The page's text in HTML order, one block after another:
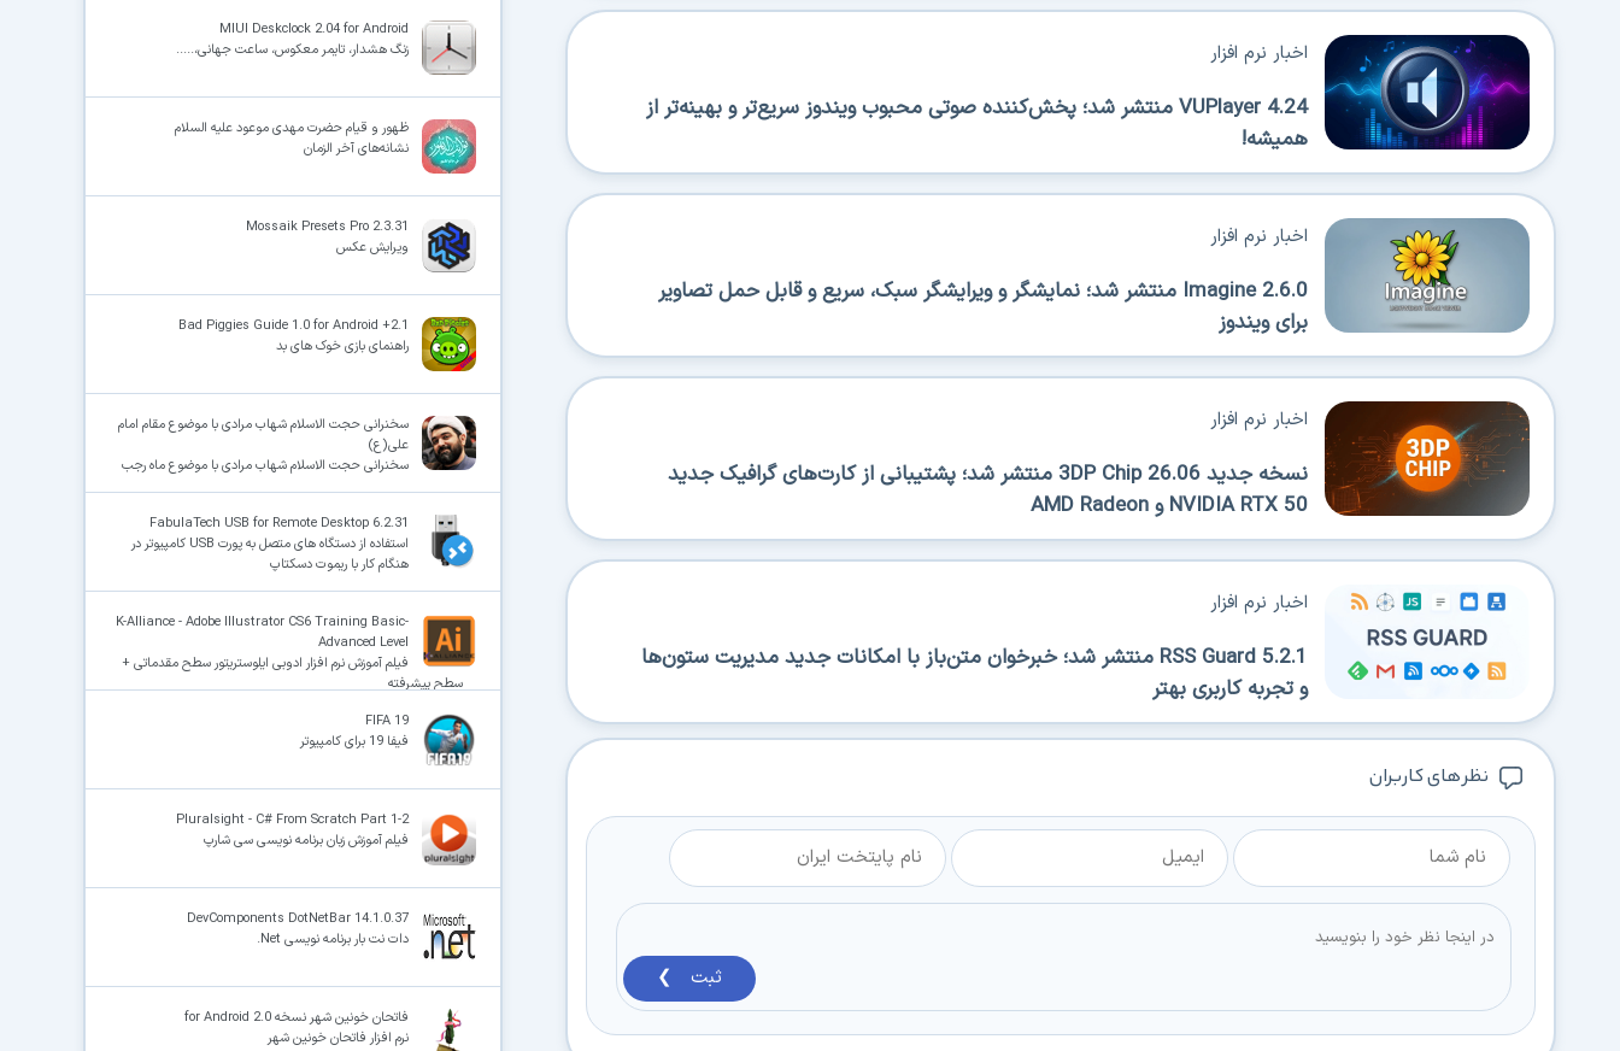
VUPlayer 4.24 منتشر شد؛ پخش‌کننده صوتی محبوب ویندوز سریع‌تر و بهینه‌تر از
همیشه!
اخبار نرم افزار
Imagine 2.6.0 منتشر شد؛ نمایشگر و ویرایشگر سبک، سریع و قابل حمل تصاویر
برای ویندوز
اخبار نرم افزار
نسخه جدید 3DP Chip 26.06 منتشر شد؛ پشتیبانی از کارت‌های گرافیک جدید
NVIDIA RTX 50 و AMD Radeon
اخبار نرم افزار
RSS Guard 5.2.1 منتشر شد؛ خبرخوان متن‌باز با امکانات جدید مدیریت ستون‌ها
و تجربه کاربری بهتر
اخبار نرم افزار
نظر های کاربران
ثبت ❯
MIUI Deskclock 2.04 for Android
زنگ هشدار، تایمر معکوس، ساعت جهانی،.....
ظهور و قیام حضرت مهدی موعود علیه السلام
نشانه‏‌های آخر الزمان
Mossaik Presets Pro 2.3.31
ویرایش عکس
Bad Piggies Guide 1.0 for Android +2.1
راهنمای بازی خوک های بد
سخنرانی حجت الاسلام شهاب مرادی با موضوع مقام امام
علی(ع)
سخنرانی حجت الاسلام شهاب مرادی با موضوع ماه رجب
FabulaTech USB for Remote Desktop 6.2.31
استفاده از دستگاه های متصل به پورت USB کامپیوتر در
هنگام کار با ریموت دسکتاپ
K-Alliance - Adobe Illustrator CS6 Training Basic-
Advanced Level
فیلم آموزش نرم افزار ادوبی ایلوستریتور سطح مقدماتی +
سطح پیشرفته
FIFA 19
فیفا 19 برای کامپیوتر
Pluralsight - C# From Scratch Part 1-2
فیلم آموزش زبان برنامه‌ نویسی سی‌ شارپ
DevComponents DotNetBar 14.1.0.37
دات نت بار برنامه نویسی Net.
فاتحان خونین شهر نسخه 2.0 for Android
نرم افزار فاتحان خونین شهر